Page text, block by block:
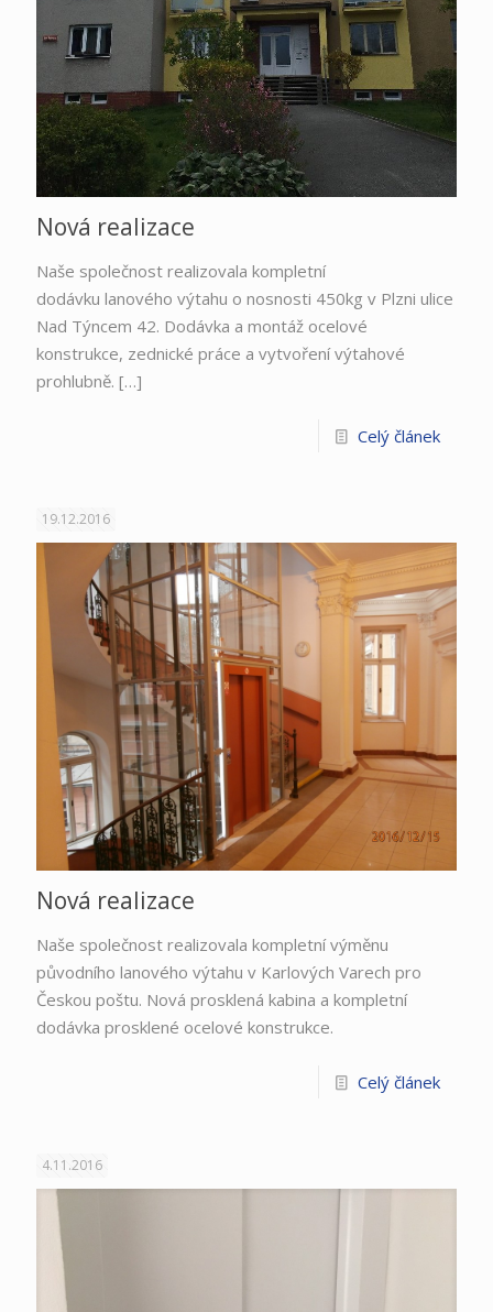
Nová realizace
Naše společnost realizovala kompletní
dodávku lanového výtahu o nosnosti 450kg v Plzni ulice
Nad Týncem 42. Dodávka a montáž ocelové
konstrukce, zednické práce a vytvoření výtahové
prohlubně. […]
Celý článek
19.12.2016
Nová realizace
Naše společnost realizovala kompletní výměnu
původního lanového výtahu v Karlových Varech pro
Českou poštu. Nová prosklená kabina a kompletní
dodávka prosklené ocelové konstrukce.
Celý článek
4.11.2016